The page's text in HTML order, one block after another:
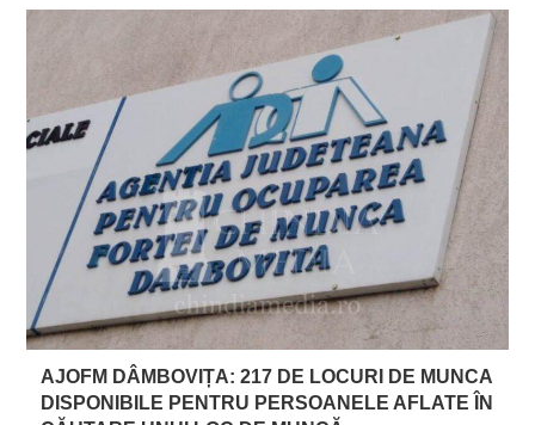
AJOFM DÂMBOVIȚA: 217 DE LOCURI DE MUNCA
DISPONIBILE PENTRU PERSOANELE AFLATE ÎN